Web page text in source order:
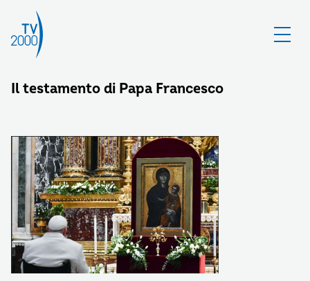
Il testamento di Papa Francesco